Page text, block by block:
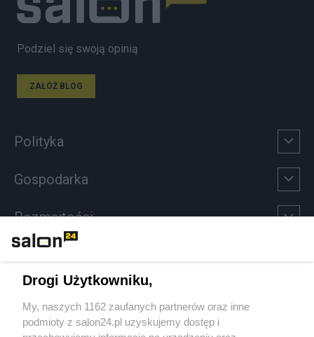
Podziel się swoją opinią
ZAŁÓŻ BLOG
Polityka
Gospodarka
Rozmaitości
Sport
Społeczeństwo
Drogi Użytkowniku,
My, naszych 1162 zaufanych partnerów oraz inne
podmioty z salon24.pl uzyskujemy dostęp i